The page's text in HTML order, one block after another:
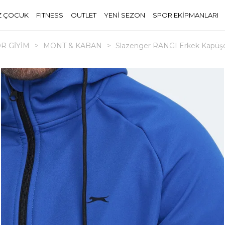
ÇOCUK FITNESS OUTLET YENİ SEZON SPOR EKİPMANLARI
GİYİM > MONT & KABAN > Slazenger RANGI Erkek